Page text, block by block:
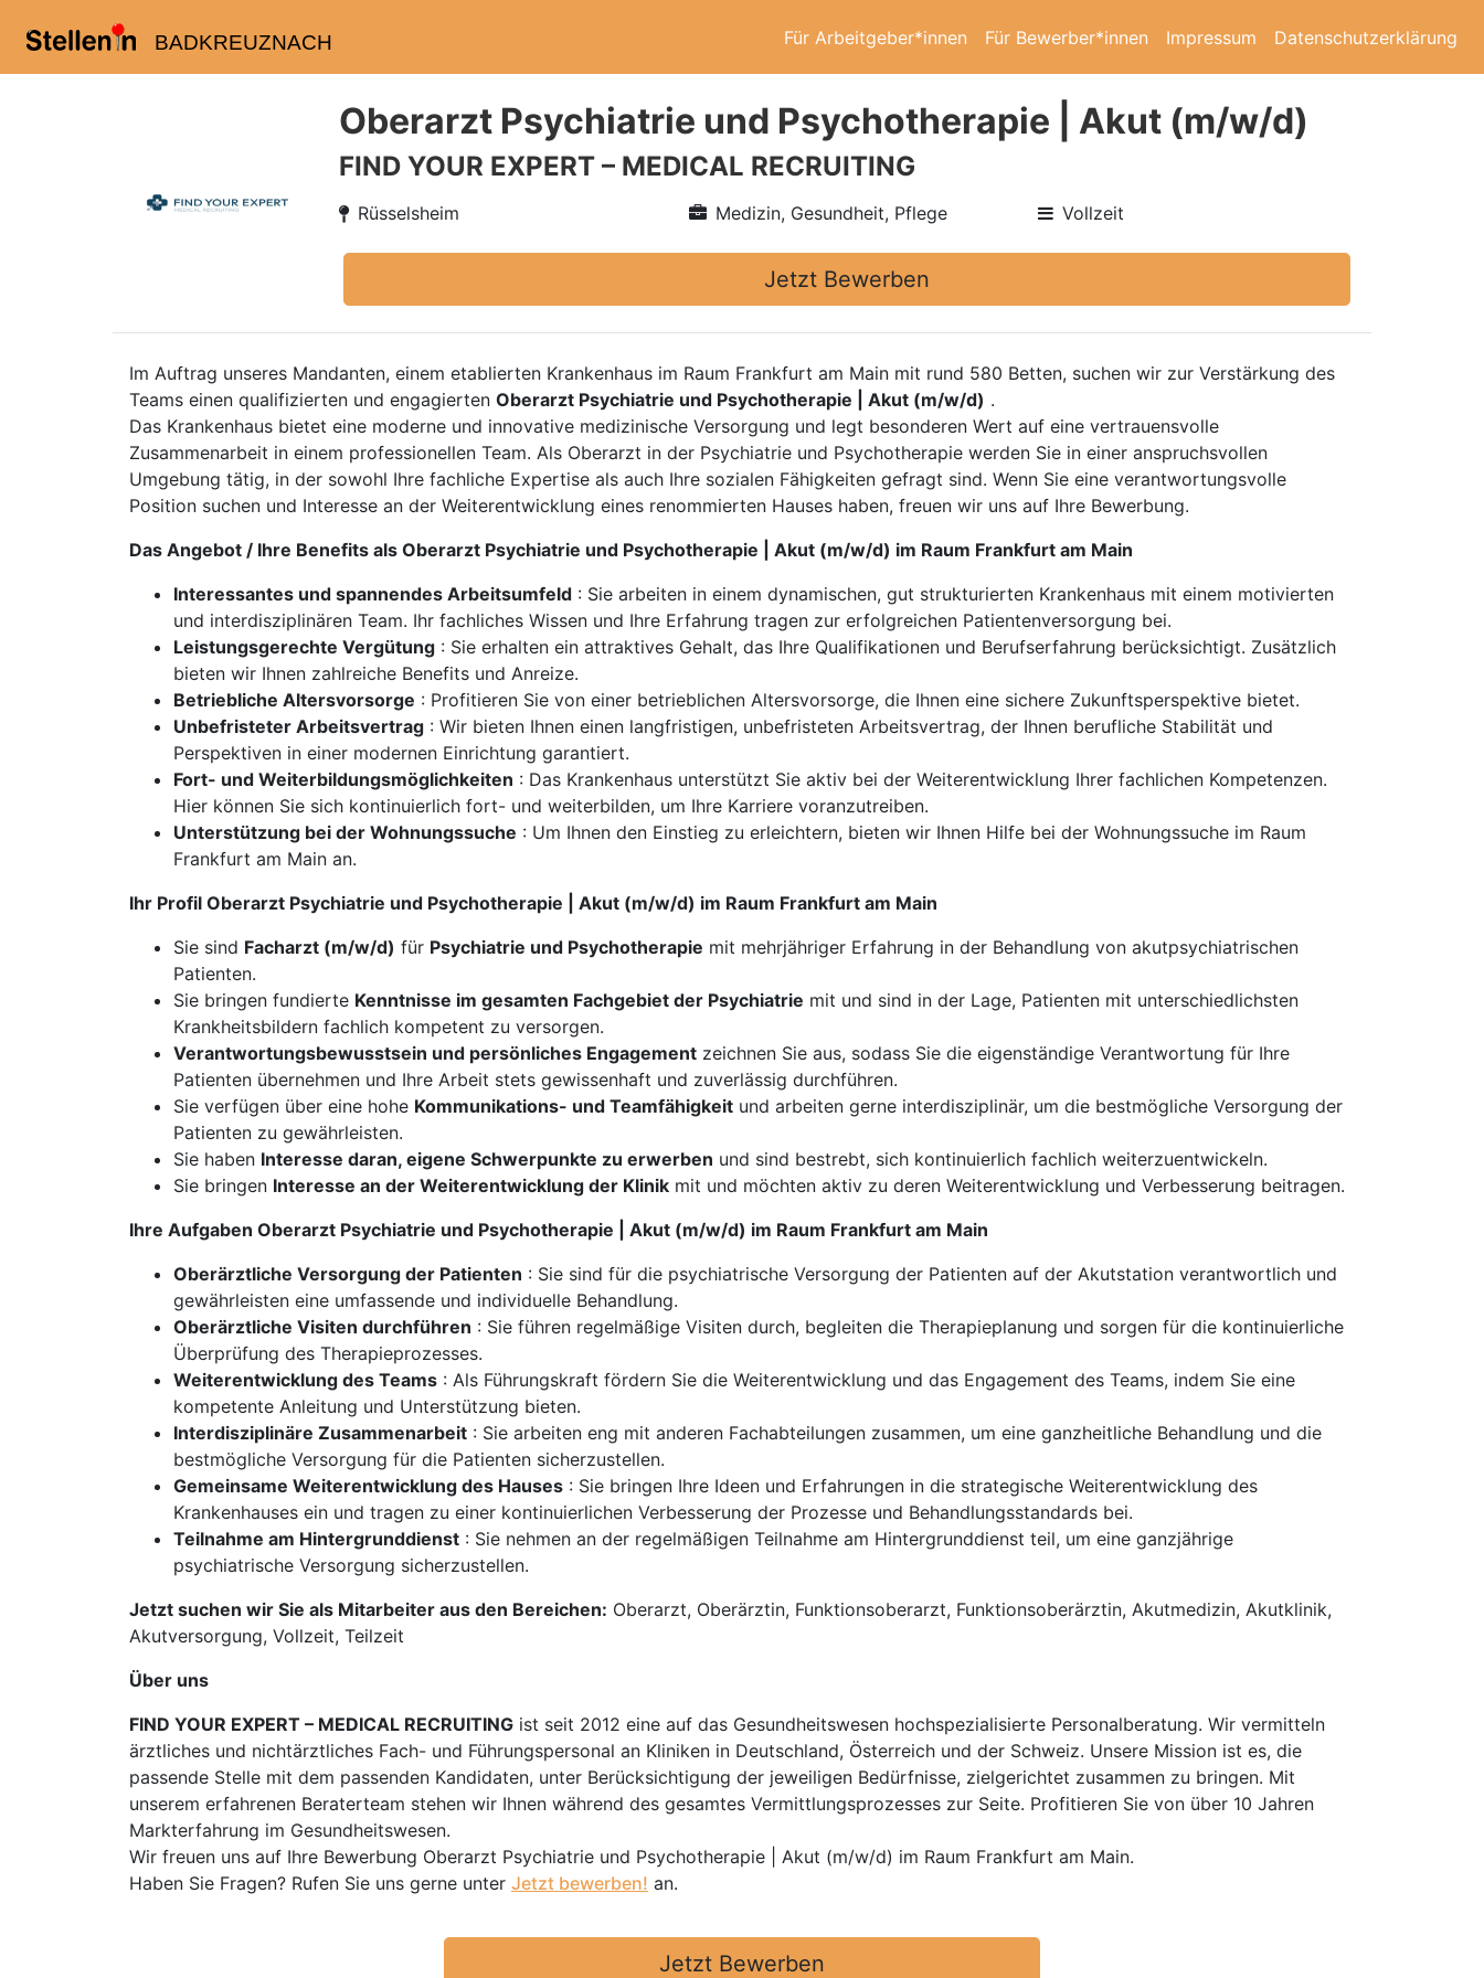
BADKREUZNACH Für Arbeitgeber*innen Für Bewerber*innen Impressum Datenschutzerklärung
Oberarzt Psychiatrie und Psychotherapie | Akut (m/w/d)
FIND YOUR EXPERT – MEDICAL RECRUITING
Rüsselsheim Medizin, Gesundheit, Pflege Vollzeit
Jetzt Bewerben
Im Auftrag unseres Mandanten, einem etablierten Krankenhaus im Raum Frankfurt am Main mit rund 580 Betten, suchen wir zur Verstärkung des
Teams einen qualifizierten und engagierten Oberarzt Psychiatrie und Psychotherapie | Akut (m/w/d) .
Das Krankenhaus bietet eine moderne und innovative medizinische Versorgung und legt besonderen Wert auf eine vertrauensvolle
Zusammenarbeit in einem professionellen Team. Als Oberarzt in der Psychiatrie und Psychotherapie werden Sie in einer anspruchsvollen
Umgebung tätig, in der sowohl Ihre fachliche Expertise als auch Ihre sozialen Fähigkeiten gefragt sind. Wenn Sie eine verantwortungsvolle
Position suchen und Interesse an der Weiterentwicklung eines renommierten Hauses haben, freuen wir uns auf Ihre Bewerbung.
Das Angebot / Ihre Benefits als Oberarzt Psychiatrie und Psychotherapie | Akut (m/w/d) im Raum Frankfurt am Main
Interessantes und spannendes Arbeitsumfeld : Sie arbeiten in einem dynamischen, gut strukturierten Krankenhaus mit einem motivierten
und interdisziplinären Team. Ihr fachliches Wissen und Ihre Erfahrung tragen zur erfolgreichen Patientenversorgung bei.
Leistungsgerechte Vergütung : Sie erhalten ein attraktives Gehalt, das Ihre Qualifikationen und Berufserfahrung berücksichtigt. Zusätzlich
bieten wir Ihnen zahlreiche Benefits und Anreize.
Betriebliche Altersvorsorge : Profitieren Sie von einer betrieblichen Altersvorsorge, die Ihnen eine sichere Zukunftsperspektive bietet.
Unbefristeter Arbeitsvertrag : Wir bieten Ihnen einen langfristigen, unbefristeten Arbeitsvertrag, der Ihnen berufliche Stabilität und
Perspektiven in einer modernen Einrichtung garantiert.
Fort- und Weiterbildungsmöglichkeiten : Das Krankenhaus unterstützt Sie aktiv bei der Weiterentwicklung Ihrer fachlichen Kompetenzen.
Hier können Sie sich kontinuierlich fort- und weiterbilden, um Ihre Karriere voranzutreiben.
Unterstützung bei der Wohnungssuche : Um Ihnen den Einstieg zu erleichtern, bieten wir Ihnen Hilfe bei der Wohnungssuche im Raum
Frankfurt am Main an.
Ihr Profil Oberarzt Psychiatrie und Psychotherapie | Akut (m/w/d) im Raum Frankfurt am Main
Sie sind Facharzt (m/w/d) für Psychiatrie und Psychotherapie mit mehrjähriger Erfahrung in der Behandlung von akutpsychiatrischen
Patienten.
Sie bringen fundierte Kenntnisse im gesamten Fachgebiet der Psychiatrie mit und sind in der Lage, Patienten mit unterschiedlichsten
Krankheitsbildern fachlich kompetent zu versorgen.
Verantwortungsbewusstsein und persönliches Engagement zeichnen Sie aus, sodass Sie die eigenständige Verantwortung für Ihre
Patienten übernehmen und Ihre Arbeit stets gewissenhaft und zuverlässig durchführen.
Sie verfügen über eine hohe Kommunikations- und Teamfähigkeit und arbeiten gerne interdisziplinär, um die bestmögliche Versorgung der
Patienten zu gewährleisten.
Sie haben Interesse daran, eigene Schwerpunkte zu erwerben und sind bestrebt, sich kontinuierlich fachlich weiterzuentwickeln.
Sie bringen Interesse an der Weiterentwicklung der Klinik mit und möchten aktiv zu deren Weiterentwicklung und Verbesserung beitragen.
Ihre Aufgaben Oberarzt Psychiatrie und Psychotherapie | Akut (m/w/d) im Raum Frankfurt am Main
Oberärztliche Versorgung der Patienten : Sie sind für die psychiatrische Versorgung der Patienten auf der Akutstation verantwortlich und
gewährleisten eine umfassende und individuelle Behandlung.
Oberärztliche Visiten durchführen : Sie führen regelmäßige Visiten durch, begleiten die Therapieplanung und sorgen für die kontinuierliche
Überprüfung des Therapieprozesses.
Weiterentwicklung des Teams : Als Führungskraft fördern Sie die Weiterentwicklung und das Engagement des Teams, indem Sie eine
kompetente Anleitung und Unterstützung bieten.
Interdisziplinäre Zusammenarbeit : Sie arbeiten eng mit anderen Fachabteilungen zusammen, um eine ganzheitliche Behandlung und die
bestmögliche Versorgung für die Patienten sicherzustellen.
Gemeinsame Weiterentwicklung des Hauses : Sie bringen Ihre Ideen und Erfahrungen in die strategische Weiterentwicklung des
Krankenhauses ein und tragen zu einer kontinuierlichen Verbesserung der Prozesse und Behandlungsstandards bei.
Teilnahme am Hintergrunddienst : Sie nehmen an der regelmäßigen Teilnahme am Hintergrunddienst teil, um eine ganzjährige
psychiatrische Versorgung sicherzustellen.
Jetzt suchen wir Sie als Mitarbeiter aus den Bereichen: Oberarzt, Oberärztin, Funktionsoberarzt, Funktionsoberärztin, Akutmedizin, Akutklinik,
Akutversorgung, Vollzeit, Teilzeit
Über uns
FIND YOUR EXPERT – MEDICAL RECRUITING ist seit 2012 eine auf das Gesundheitswesen hochspezialisierte Personalberatung. Wir vermitteln
ärztliches und nichtärztliches Fach- und Führungspersonal an Kliniken in Deutschland, Österreich und der Schweiz. Unsere Mission ist es, die
passende Stelle mit dem passenden Kandidaten, unter Berücksichtigung der jeweiligen Bedürfnisse, zielgerichtet zusammen zu bringen. Mit
unserem erfahrenen Beraterteam stehen wir Ihnen während des gesamtes Vermittlungsprozesses zur Seite. Profitieren Sie von über 10 Jahren
Markterfahrung im Gesundheitswesen.
Wir freuen uns auf Ihre Bewerbung Oberarzt Psychiatrie und Psychotherapie | Akut (m/w/d) im Raum Frankfurt am Main.
Haben Sie Fragen? Rufen Sie uns gerne unter Jetzt bewerben! an.
Jetzt Bewerben